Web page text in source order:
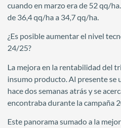
cuando en marzo era de 52 qq/
de 36,4 qq/ha a 34,7 qq/ha.
¿Es posible aumentar el nivel
24/25?
La mejora en la rentabilidad del
insumo producto. Al presente se
hace dos semanas atrás y se
encontraba durante la campaña
Este panorama sumado a la